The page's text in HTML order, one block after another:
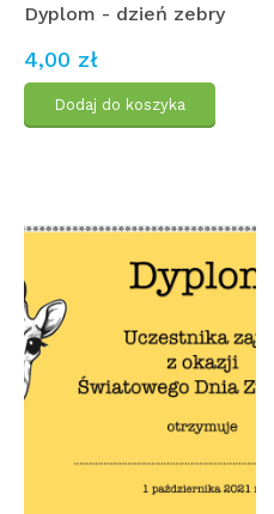
Dyplom - dzień zebry
4,00 zł
Dodaj do koszyka